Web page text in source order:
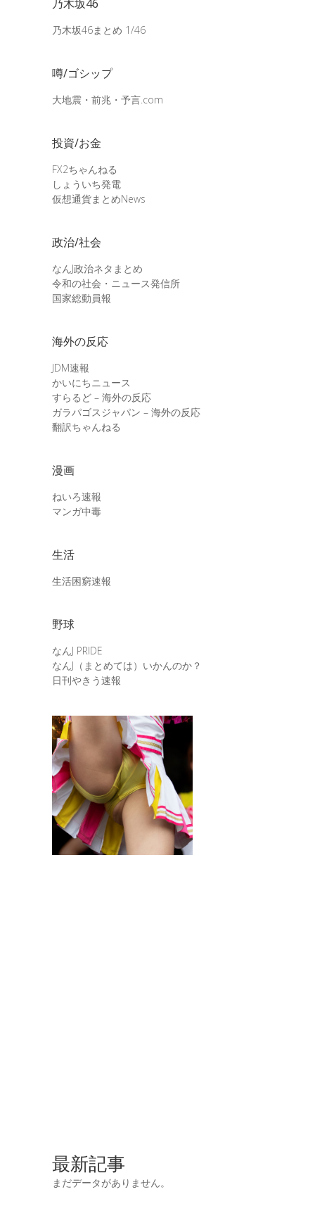
乃木坂46
乃木坂46まとめ 1/46
噂/ゴシップ
大地震・前兆・予言.com
投資/お金
FX2ちゃんねる
しょういち発電
仮想通貨まとめNews
政治/社会
なんJ政治ネタまとめ
令和の社会・ニュース発信所
国家総動員報
海外の反応
JDM速報
かいにちニュース
すらるど – 海外の反応
ガラパゴスジャパン – 海外の反応
翻訳ちゃんねる
漫画
ねいろ速報
マンガ中毒
生活
生活困窮速報
野球
なんJ PRIDE
なんJ（まとめては）いかんのか？
日刊やきう速報
最新記事
まだデータがありません。